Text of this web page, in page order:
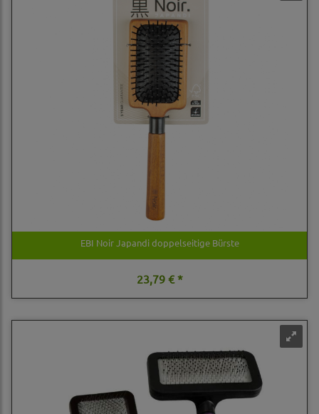
EBI Noir Japandi doppelseitige Bürste
23,79 € *